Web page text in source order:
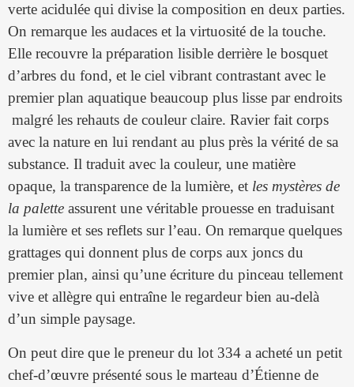
verte acidulée qui divise la composition en deux parties.
On remarque les audaces et la virtuosité de la touche.
Elle recouvre la préparation lisible derrière le bosquet
d’arbres du fond, et le ciel vibrant contrastant avec le
premier plan aquatique beaucoup plus lisse par endroits
malgré les rehauts de couleur claire. Ravier fait corps
avec la nature en lui rendant au plus près la vérité de sa
substance. Il traduit avec la couleur, une matière
opaque, la transparence de la lumière, et les mystères de
la palette assurent une véritable prouesse en traduisant
la lumière et ses reflets sur l’eau. On remarque quelques
grattages qui donnent plus de corps aux joncs du
premier plan, ainsi qu’une écriture du pinceau tellement
vive et allègre qui entraîne le regardeur bien au-delà
d’un simple paysage.
On peut dire que le preneur du lot 334 a acheté un petit
chef-d’œuvre présenté sous le marteau d’Étienne de